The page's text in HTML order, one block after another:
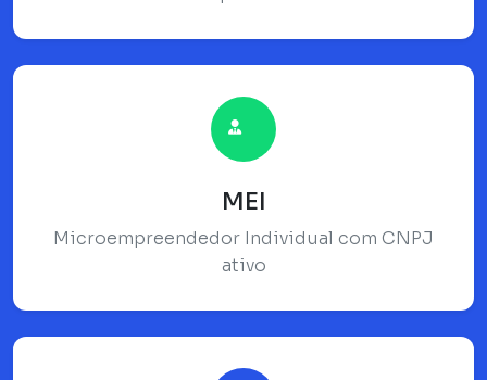
MEI
Microempreendedor Individual com CNPJ
ativo